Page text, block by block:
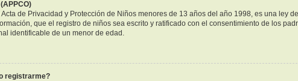
Acta de Privacidad y Protección de Niños menores de 13 años del año 1998, es una
que el registro de niños sea escrito y ratificado con el consentimiento de los
identificable de un menor de edad.
registrarme?